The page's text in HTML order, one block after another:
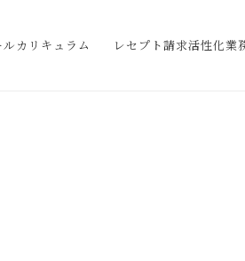
カリキュラム レセプト請求活性化業